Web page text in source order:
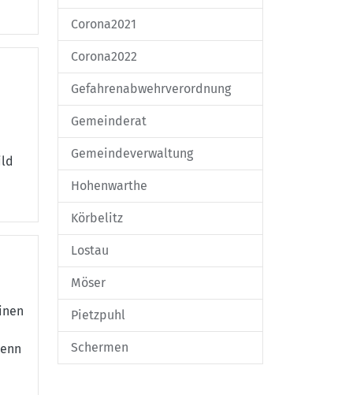
Corona2021
Corona2022
Gefahrenabwehrverordnung
Gemeinderat
Gemeindeverwaltung
Hohenwarthe
Körbelitz
Lostau
Möser
Pietzpuhl
Schermen